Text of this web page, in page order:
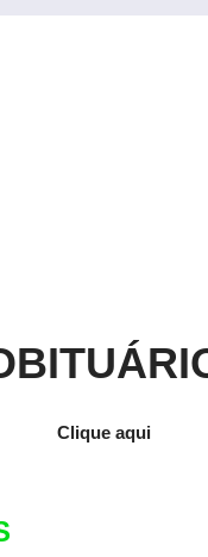
Clique aqui